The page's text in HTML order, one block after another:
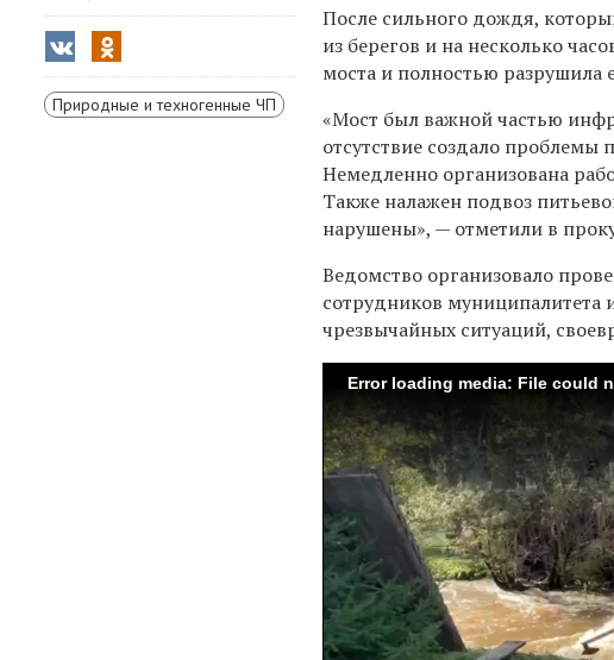
Природные и техногенные ЧП
После сильного дождя,
из берегов и на несколько
моста и полностью разрушила
«Мост был важной частью
отсутствие создало
Немедленно организована
Также налажен подвоз
нарушены», — отметили в
Ведомство организовало
сотрудников муниципалитета
чрезвычайных ситуаций,
Error loading media: File could